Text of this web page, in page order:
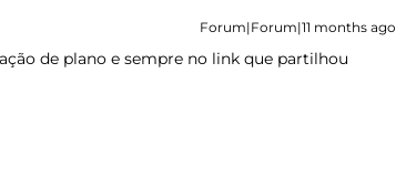
Forum|Forum|11 months ago
de plano e sempre no link que partilhou